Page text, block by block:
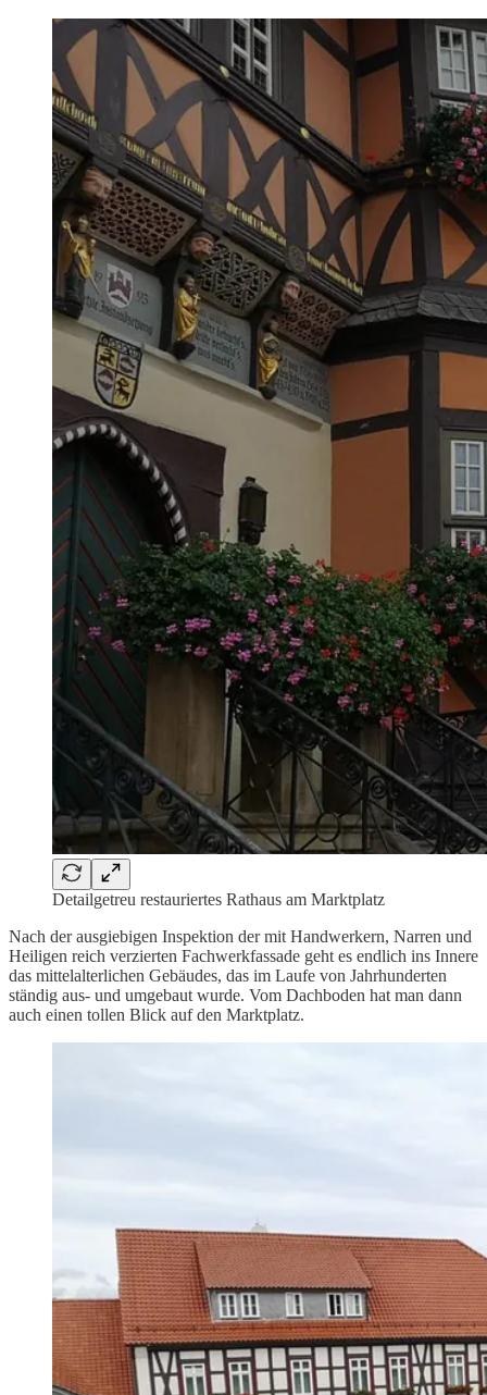
Detailgetreu restauriertes Rathaus am Marktplatz
Nach der ausgiebigen Inspektion der mit Handwerkern, Narren und
Heiligen reich verzierten Fachwerkfassade geht es endlich ins Innere
das mittelalterlichen Gebäudes, das im Laufe von Jahrhunderten
ständig aus- und umgebaut wurde. Vom Dachboden hat man dann
auch einen tollen Blick auf den Marktplatz.